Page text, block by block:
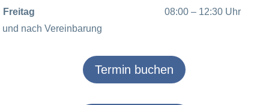
Freitag
08:00 – 12:30 Uhr
und nach Vereinbarung
Termin buchen